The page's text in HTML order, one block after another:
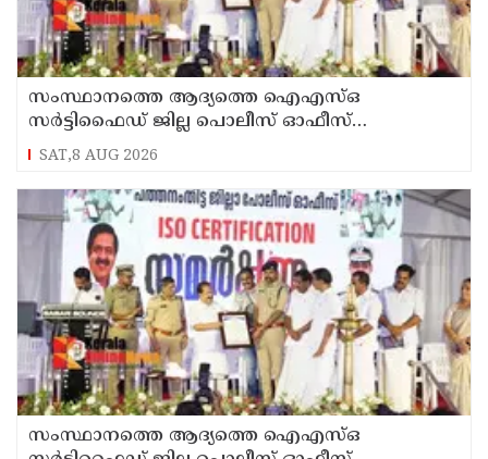
സംസ്ഥാനത്തെ ആദ്യത്തെ ഐഎസ്ഒ
സർട്ടിഫൈഡ് ജില്ല പൊലീസ് ഓഫീസ്
പത്തനംതിട്ടയിൽ
SAT,8 AUG 2026
സംസ്ഥാനത്തെ ആദ്യത്തെ ഐഎസ്ഒ